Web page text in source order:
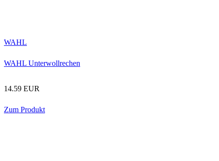
WAHL
WAHL Unterwollrechen
14.59 EUR
Zum Produkt